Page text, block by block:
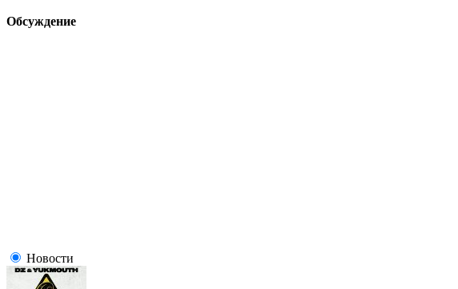
Обсуждение
Новости